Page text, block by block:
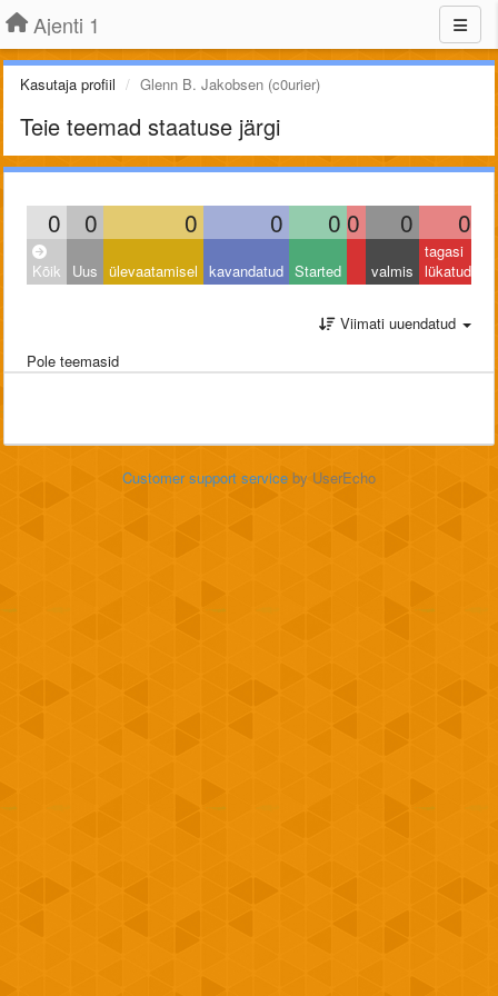
Ajenti 1
Kasutaja profiil Glenn B. Jakobsen (c0urier)
Teie teemad staatuse järgi
0 0 0 0 0 0 0 0
Kõik Uus ülevaatamisel kavandatud Started valmis
tagasi
lükatud
Viimati uuendatud
Pole teemasid
Customer support service by UserEcho